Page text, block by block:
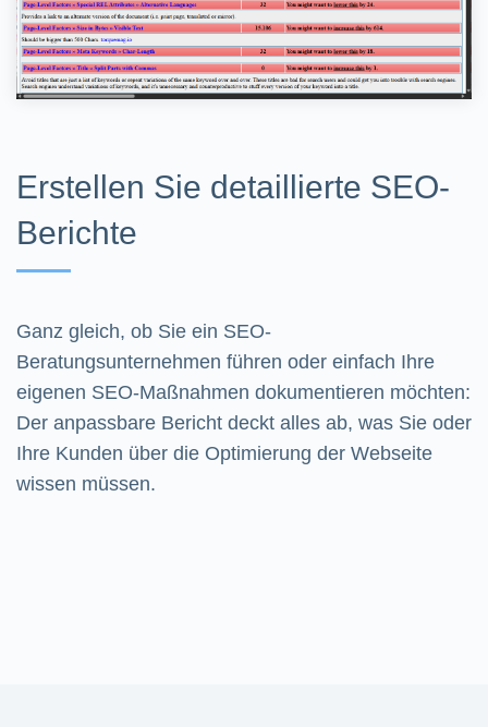
Erstellen Sie detaillierte SEO-
Berichte
Ganz gleich, ob Sie ein SEO-
Beratungsunternehmen führen oder einfach Ihre
eigenen SEO-Maßnahmen dokumentieren möchten:
Der anpassbare Bericht deckt alles ab, was Sie oder
Ihre Kunden über die Optimierung der Webseite
wissen müssen.